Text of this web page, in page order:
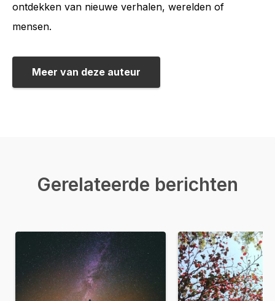
ontdekken van nieuwe verhalen, werelden of
mensen.
Meer van deze auteur
Gerelateerde berichten